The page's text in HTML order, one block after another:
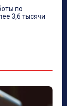
по
3,6 тысячи